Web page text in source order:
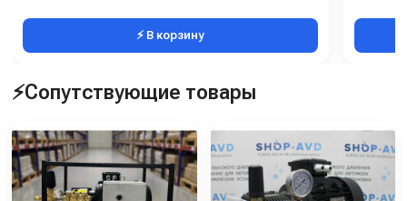
⚡ В корзину
⚡Сопутствующие товары